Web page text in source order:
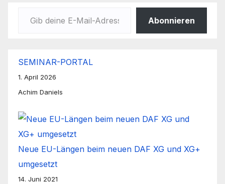
Abonnieren
SEMINAR-PORTAL
1. April 2026
Achim Daniels
Neue EU-Längen beim neuen DAF XG und XG+
umgesetzt
14. Juni 2021